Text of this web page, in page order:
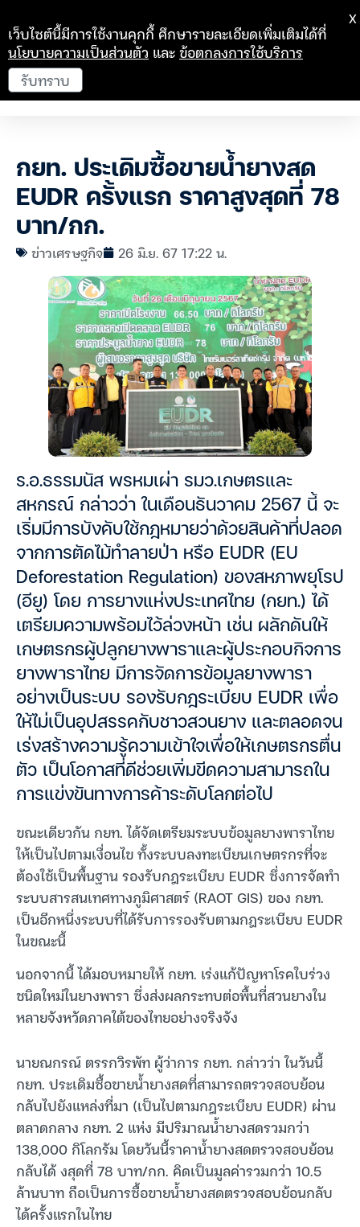
กยท. ประเดิมซื้อขายน้ำยางสด
EUDR ครั้งแรก ราคาสูงสุดที่ 78
บาท/กก.
ข่าวเศรษฐกิจ 26 มิ.ย. 67 17:22 น.
ร.อ.ธรรมนัส พรหมเผ่า รมว.เกษตรและ
สหกรณ์ กล่าวว่า ในเดือนธันวาคม 2567 นี้ จะ
เริ่มมีการบังคับใช้กฎหมายว่าด้วยสินค้าที่ปลอด
จากการตัดไม้ทำลายป่า หรือ EUDR (EU
Deforestation Regulation) ของสหภาพยุโรป
(อียู) โดย การยางแห่งประเทศไทย (กยท.) ได้
เตรียมความพร้อมไว้ล่วงหน้า เช่น ผลักดันให้
เกษตรกรผู้ปลูกยางพาราและผู้ประกอบกิจการ
ยางพาราไทย มีการจัดการข้อมูลยางพารา
อย่างเป็นระบบ รองรับกฎระเบียบ EUDR เพื่อ
ให้ไม่เป็นอุปสรรคกับชาวสวนยาง และตลอดจน
เร่งสร้างความรู้ความเข้าใจเพื่อให้เกษตรกรตื่น
ตัว เป็นโอกาสที่ดีช่วยเพิ่มขีดความสามารถใน
การแข่งขันทางการค้าระดับโลกต่อไป
ขณะเดียวกัน กยท. ได้จัดเตรียมระบบข้อมูลยางพาราไทย
ให้เป็นไปตามเงื่อนไข ทั้งระบบลงทะเบียนเกษตรกรที่จะ
ต้องใช้เป็นพื้นฐาน รองรับกฎระเบียบ EUDR ซึ่งการจัดทำ
ระบบสารสนเทศทางภูมิศาสตร์ (RAOT GIS) ของ กยท.
เป็นอีกหนึ่งระบบที่ได้รับการรองรับตามกฎระเบียบ EUDR
ในขณะนี้
นอกจากนี้ ได้มอบหมายให้ กยท. เร่งแก้ปัญหาโรคใบร่วง
ชนิดใหม่ในยางพารา ซึ่งส่งผลกระทบต่อพื้นที่สวนยางใน
หลายจังหวัดภาคใต้ของไทยอย่างจริงจัง
นายณกรณ์ ตรรกวิรพัท ผู้ว่าการ กยท. กล่าวว่า ในวันนี้
กยท. ประเดิมซื้อขายน้ำยางสดที่สามารถตรวจสอบย้อน
กลับไปยังแหล่งที่มา (เป็นไปตามกฎระเบียบ EUDR) ผ่าน
ตลาดกลาง กยท. 2 แห่ง มีปริมาณน้ำยางสดรวมกว่า
138,000 กิโลกรัม โดยวันนี้ราคาน้ำยางสดตรวจสอบย้อน
กลับได้ งสุดที่ 78 บาท/กก. คิดเป็นมูลค่ารวมกว่า 10.5
ล้านบาท ถือเป็นการซื้อขายน้ำยางสดตรวจสอบย้อนกลับ
ได้ครั้งแรกในไทย
เว็บไซต์นี้มีการใช้งานคุกกี้ ศึกษารายละเอียดเพิ่มเติมได้ที่
นโยบายความเป็นส่วนตัว และข้อตกลงการใช้บริการ
รับทราบ
X